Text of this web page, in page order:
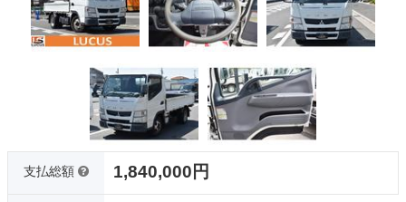
支払総額 1,840,000円